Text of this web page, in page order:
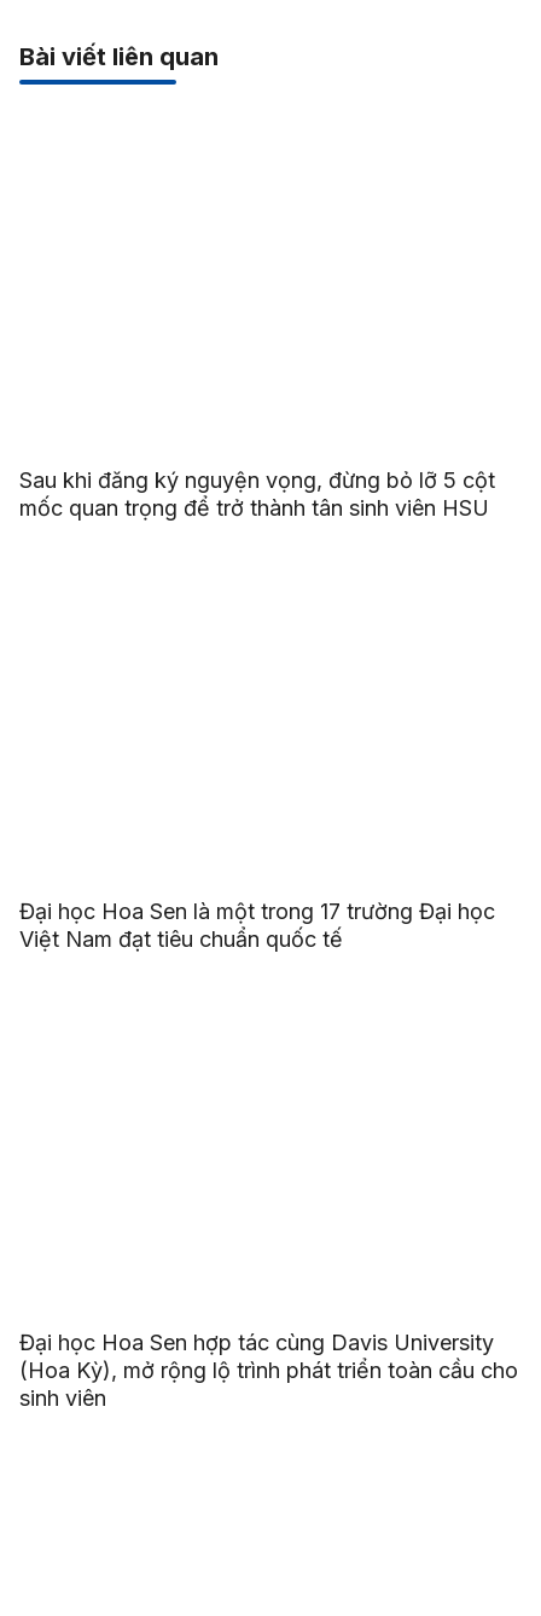
Bài viết liên quan
Sau khi đăng ký nguyện vọng, đừng bỏ lỡ 5 cột
mốc quan trọng để trở thành tân sinh viên HSU
Đại học Hoa Sen là một trong 17 trường Đại học
Việt Nam đạt tiêu chuẩn quốc tế
Đại học Hoa Sen hợp tác cùng Davis University
(Hoa Kỳ), mở rộng lộ trình phát triển toàn cầu cho
sinh viên